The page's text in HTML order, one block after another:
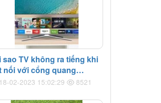
sao TV không ra tiếng khi
nối với cổng quang
02-2023 15:02:29 8521